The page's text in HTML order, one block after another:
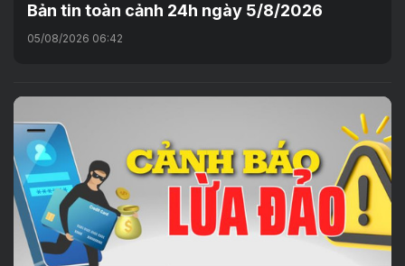
Bản tin toàn cảnh 24h ngày 5/8/2026
05/08/2026 06:42